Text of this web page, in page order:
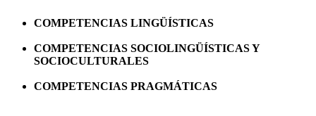
COMPETENCIAS LINGÜÍSTICAS
COMPETENCIAS SOCIOLINGÜÍSTICAS Y
SOCIOCULTURALES
COMPETENCIAS PRAGMÁTICAS